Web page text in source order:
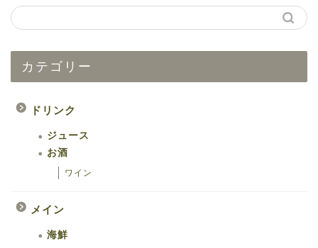
カテゴリー
ドリンク
ジュース
お酒
ワイン
メイン
海鮮